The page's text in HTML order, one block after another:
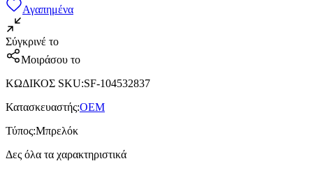
Αγαπημένα
Σύγκρινέ το
Μοιράσου το
ΚΩΔΙΚΟΣ SKU:SF-104532837
Κατασκευαστής:OEM
Τύπος:Μπρελόκ
Δες όλα τα χαρακτηριστικά